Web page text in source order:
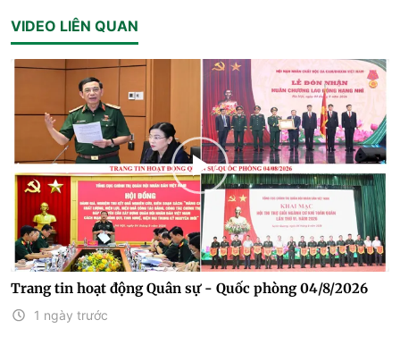
VIDEO LIÊN QUAN
Trang tin hoạt động Quân sự - Quốc phòng 04/8/2026
1 ngày trước